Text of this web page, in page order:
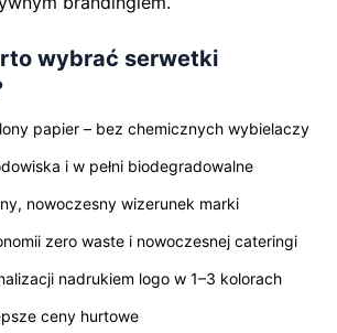
wybrać serwetki
papier – bez chemicznych wybielaczy
i w pełni biodegradowalne
nowoczesny wizerunek marki
zero waste i nowoczesnej cateringi
nadrukiem logo w 1–3 kolorach
ceny hurtowe